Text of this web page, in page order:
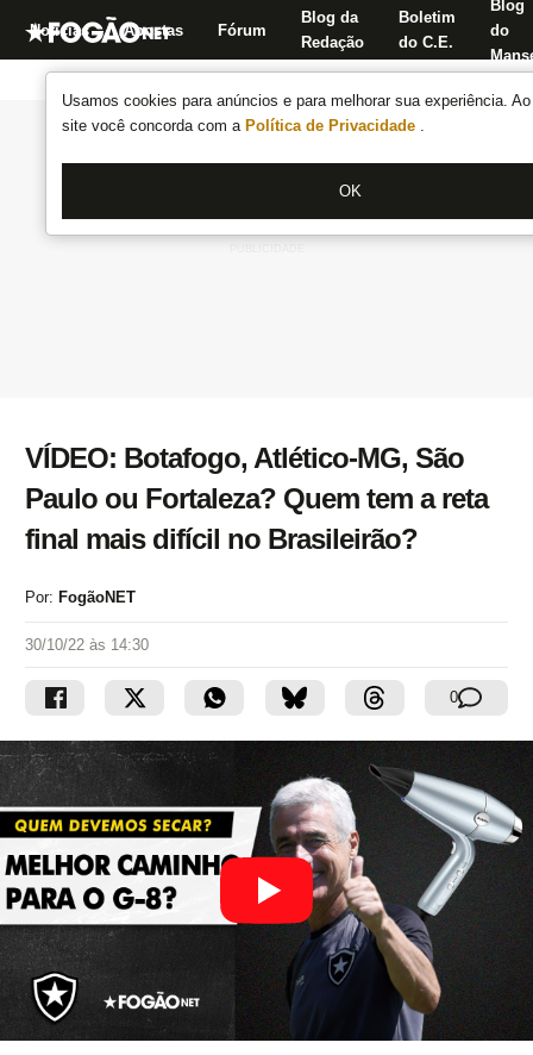
Usamos cookies para anúncios e para melhorar sua experiência.
site você concorda com a Política de Privacidade .
OK
Notícias Apostas Fórum
Blog da
Redação
Boletim
do C.E.
Blog
do
VÍDEO: Botafogo, Atlético-MG, São
Paulo ou Fortaleza? Quem tem a reta
final mais difícil no Brasileirão?
Por: FogãoNET
30/10/22 às 14:30
0